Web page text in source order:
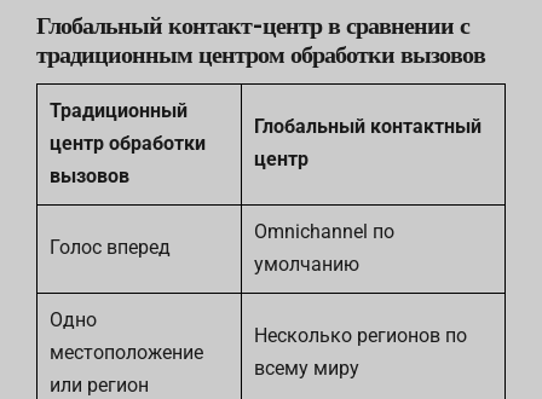
Глобальный контакт-центр в сравнении с
традиционным центром обработки вызовов
Традиционный
центр обработки
вызовов
Глобальный контактный
центр
Голос вперед
Omnichannel по
умолчанию
Одно
местоположение
или регион
Несколько регионов по
всему миру